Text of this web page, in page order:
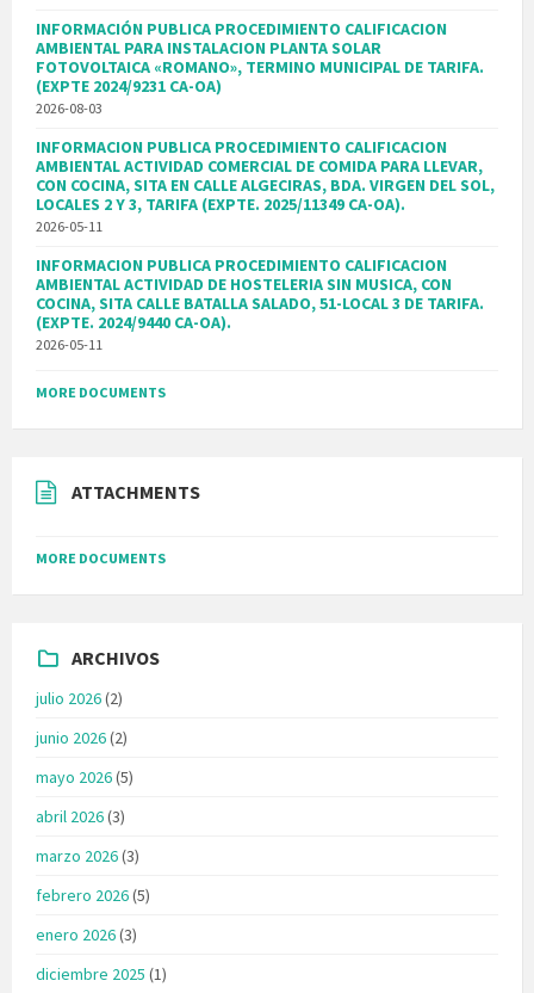
INFORMACIÓN PUBLICA PROCEDIMIENTO CALIFICACION
AMBIENTAL PARA INSTALACION PLANTA SOLAR
FOTOVOLTAICA «ROMANO», TERMINO MUNICIPAL DE TARIFA.
(EXPTE 2024/9231 CA-OA)
2026-08-03
INFORMACION PUBLICA PROCEDIMIENTO CALIFICACION
AMBIENTAL ACTIVIDAD COMERCIAL DE COMIDA PARA LLEVAR,
CON COCINA, SITA EN CALLE ALGECIRAS, BDA. VIRGEN DEL SOL,
LOCALES 2 Y 3, TARIFA (EXPTE. 2025/11349 CA-OA).
2026-05-11
INFORMACION PUBLICA PROCEDIMIENTO CALIFICACION
AMBIENTAL ACTIVIDAD DE HOSTELERIA SIN MUSICA, CON
COCINA, SITA CALLE BATALLA SALADO, 51-LOCAL 3 DE TARIFA.
(EXPTE. 2024/9440 CA-OA).
2026-05-11
MORE DOCUMENTS
ATTACHMENTS
MORE DOCUMENTS
ARCHIVOS
julio 2026(2)
junio 2026(2)
mayo 2026(5)
abril 2026(3)
marzo 2026(3)
febrero 2026(5)
enero 2026(3)
diciembre 2025 (1)